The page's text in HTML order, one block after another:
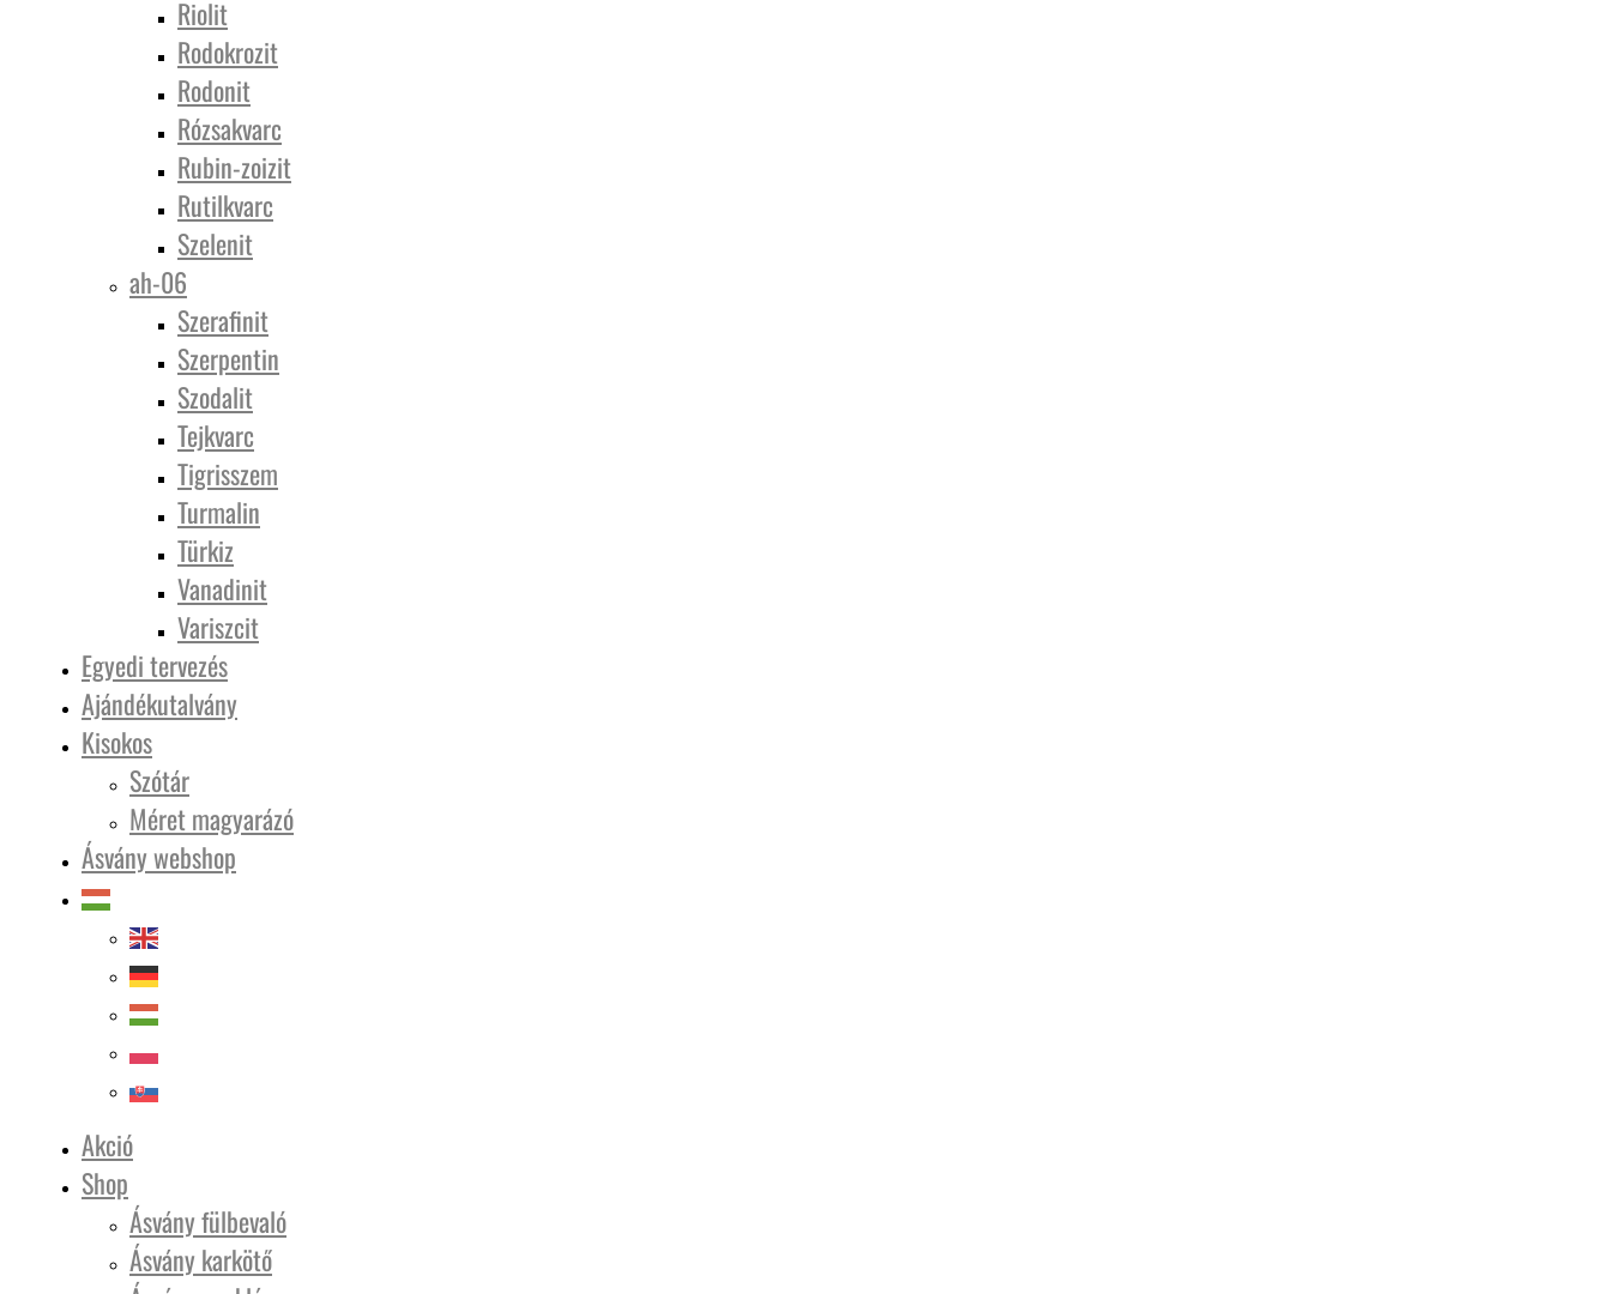
Riolit
Rodokrozit
Rodonit
Rózsakvarc
Rubin-zoizit
Rutilkvarc
Szelenit
ah-06
Szerafinit
Szerpentin
Szodalit
Tejkvarc
Tigrisszem
Turmalin
Türkiz
Vanadinit
Variszcit
Egyedi tervezés
Ajándékutalvány
Kisokos
Szótár
Méret magyarázó
Ásvány webshop
Akció
Shop
Ásvány fülbevaló
Ásvány karkötő